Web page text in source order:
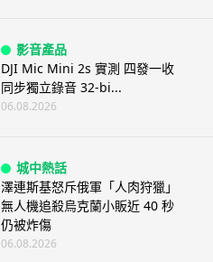
影音產品
DJI Mic Mini 2s 實測 四發一收
同步獨立錄音 32-bi...
06.08.2026
城中熱話
澤連斯基怒斥俄軍「人肉狩獵」
無人機追殺烏克蘭小販近 40 秒
仍被炸傷
06.08.2026